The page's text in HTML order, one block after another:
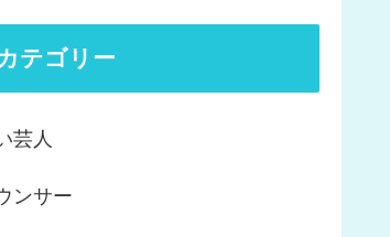
テゴリー
芸人
ンサー